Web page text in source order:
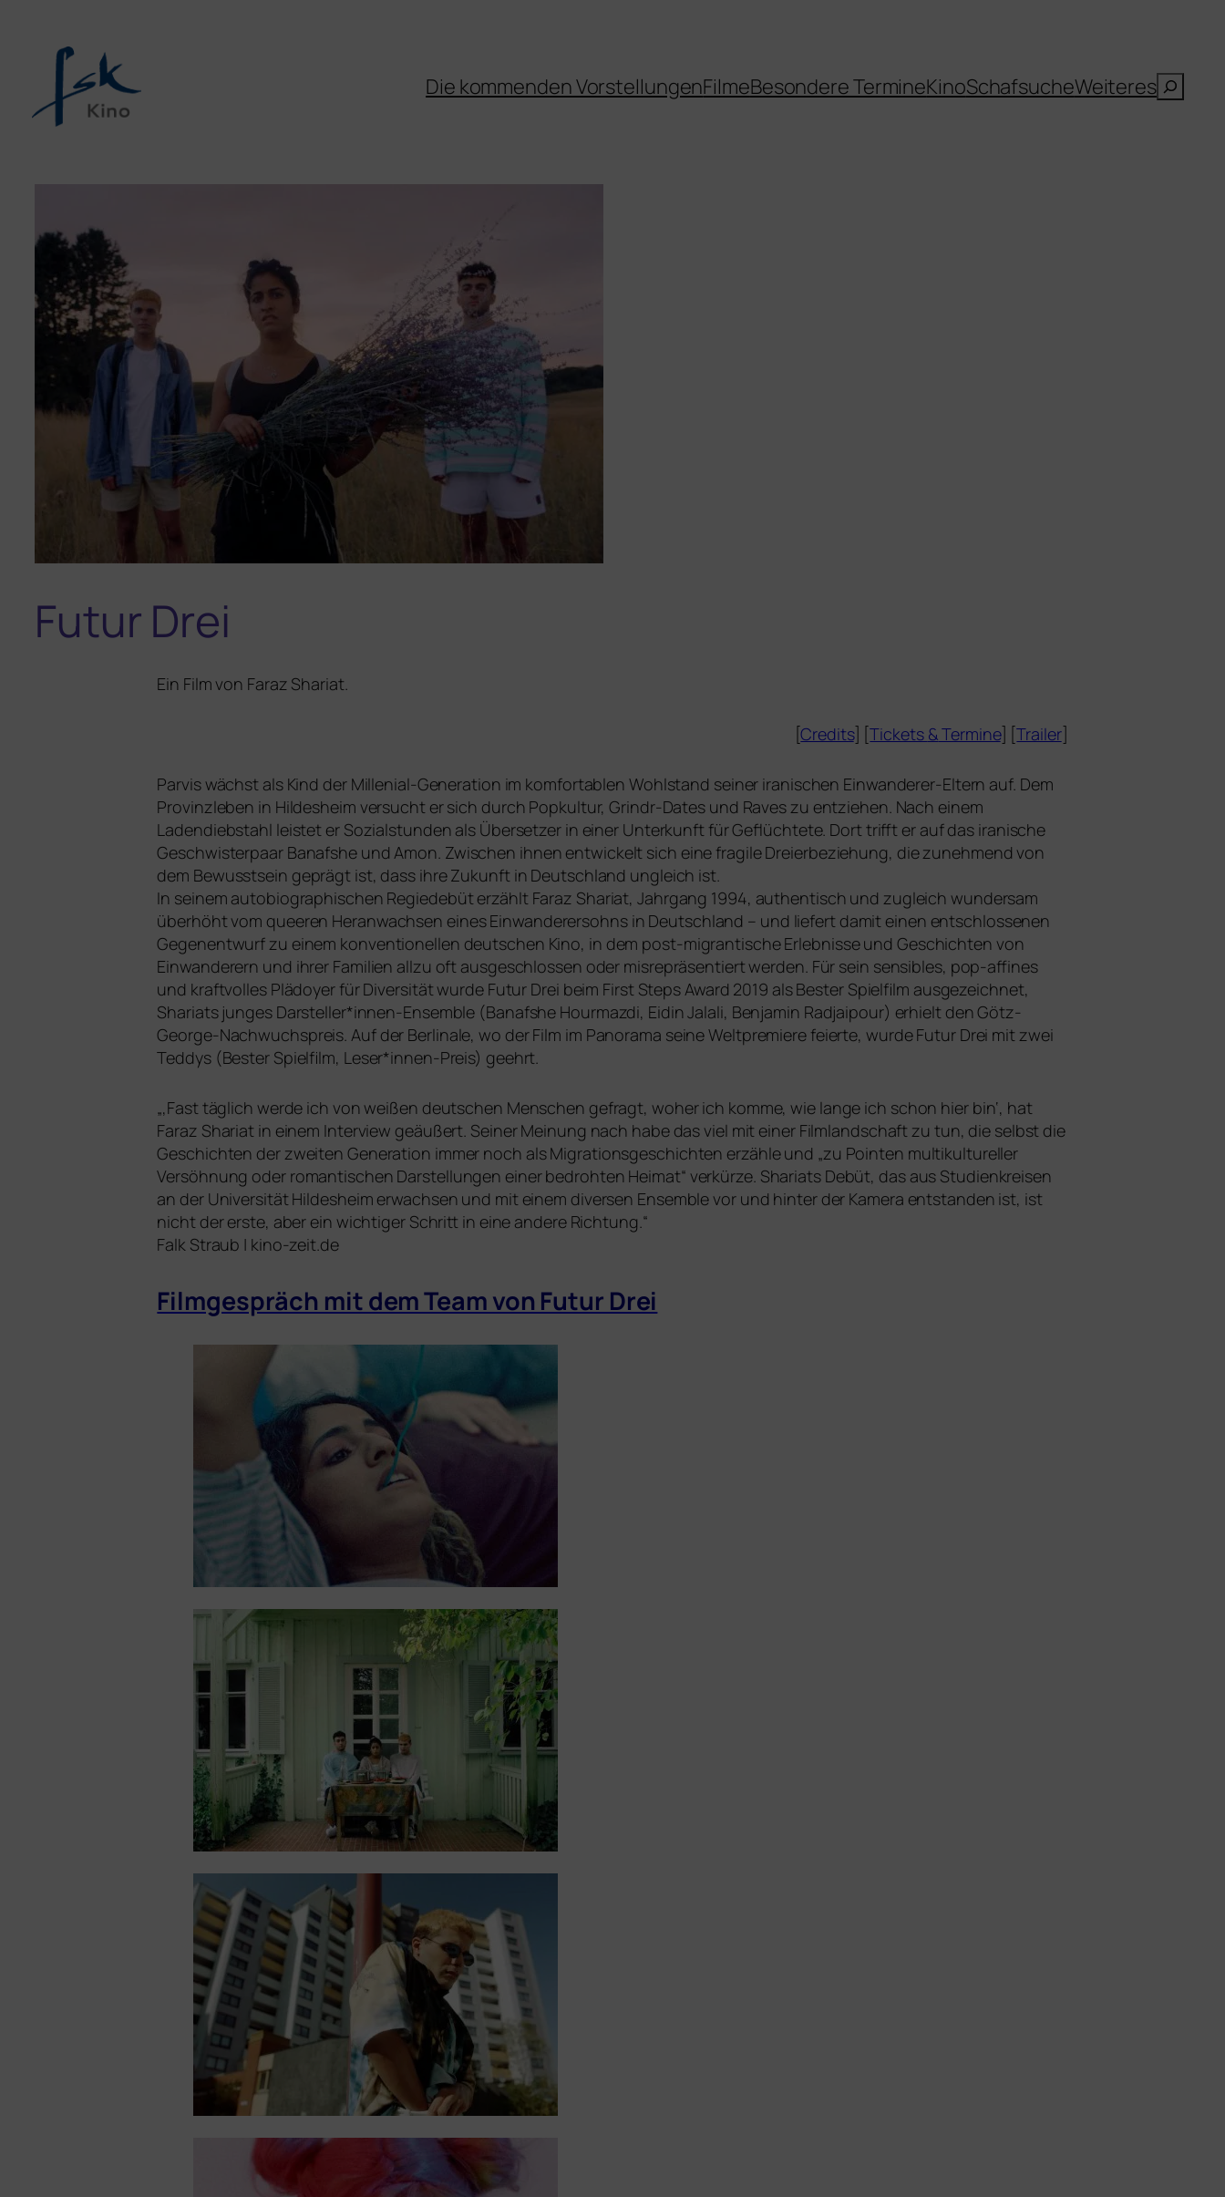
Die kommenden VorstellungenFilmeBesondere TermineKinoSchafsucheWeiteresSuchen
Futur Drei
Ein Film von Faraz Shariat.
[Credits] [Tickets &Termine] [Trailer]
Parvis wächst als Kind der Millenial-Generation im kom­for­ta­blen Wohlstand sei­ner ira­ni­schen Einwanderer-Eltern auf. Dem
Provinzleben in Hildesheim ver­sucht er sich durch Popkultur, Grindr-Dates und Raves zu ent­zie­hen. Nach einem
Ladendiebstahl leis­tet er Sozialstunden als Übersetzer in einer Unterkunft für Geflüchtete. Dort trifft er auf das ira­ni­sche
Geschwisterpaar Banafshe und Amon. Zwischen ihnen ent­wi­ckelt sich eine fra­gi­le Dreierbeziehung, die zuneh­mend von
dem Bewusstsein geprägt ist, dass ihre Zukunft in Deutschland ungleich ist.
In sei­nem auto­bio­gra­phi­schen Regiedebüt erzählt Faraz Shariat, Jahrgang 1994, authen­tisch und zugleich wun­der­sam
über­höht vom quee­ren Heranwachsen eines Einwanderersohns in Deutschland – und lie­fert damit einen ent­schlos­se­nen
Gegenentwurf zu einem kon­ven­tio­nel­len deut­schen Kino, in dem post-migran­ti­sche Erlebnisse und Geschichten von
Einwanderern und ihrer Familien all­zu oft aus­ge­schlos­sen oder mis­re­prä­sen­tiert wer­den. Für sein sen­si­bles, pop-affi­nes
und kraft­vol­les Plädoyer für Diversität wur­de Futur Drei beim First Steps Award 2019 als Bester Spielfilm aus­ge­zeich­net,
Shariats jun­ges Darsteller*innen-Ensemble (Banafshe Hourmazdi, Eidin Jalali, Benjamin Radjaipour) erhielt den Götz-
George-Nachwuchspreis. Auf der Berlinale, wo der Film im Panorama sei­ne Weltpremiere fei­er­te, wur­de Futur Drei mit zwei
Teddys (Bester Spielfilm, Leser*innen-Preis) geehrt.
„‚Fast täg­lich wer­de ich von wei­ßen deut­schen Menschen gefragt, woher ich kom­me, wie lan­ge ich schon hier bin‘, hat
Faraz Shariat in einem Interview geäu­ßert. Seiner Meinung nach habe das viel mit einer Filmlandschaft zu tun, die selbst die
Geschichten der zwei­ten Generation immer noch als Migrationsgeschichten erzäh­le und „zu Pointen mul­ti­kul­tu­rel­ler
Versöhnung oder roman­ti­schen Darstellungen einer bedroh­ten Heimat“ ver­kür­ze. Shariats Debüt, das aus Studienkreisen
an der Universität Hildesheim erwach­sen und mit einem diver­sen Ensemble vor und hin­ter der Kamera ent­stan­den ist, ist
nicht der ers­te, aber ein wich­ti­ger Schritt in eine ande­re Richtung.“
Falk Straub | kino-zeit.de
Filmgespräch mit dem Team von Futur Drei